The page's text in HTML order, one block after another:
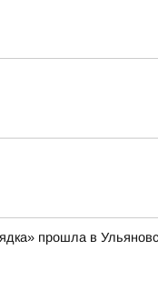
прошла в